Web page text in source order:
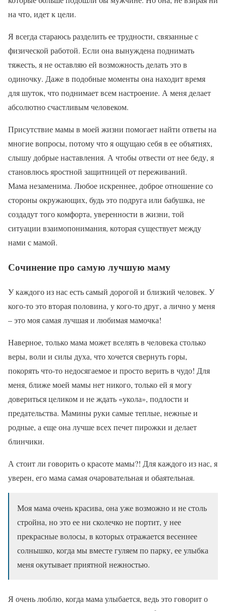
на что, идет к цели.
Я всегда стараюсь разделить ее трудности, связанные с
физической работой. Если она вынуждена поднимать
тяжесть, я не оставляю ей возможность делать это в
одиночку. Даже в подобные моменты она находит время
для шуток, что поднимает всем настроение. А меня делает
абсолютно счастливым человеком.
Присутствие мамы в моей жизни помогает найти ответы на
многие вопросы, потому что я ощущаю себя в ее объятиях,
слышу добрые наставления. А чтобы отвести от нее беду, я
становлюсь яростной защитницей от переживаний.
Мама незаменима. Любое искреннее, доброе отношение со
стороны окружающих, будь это подруга или бабушка, не
создадут того комфорта, уверенности в жизни, той
ситуации взаимопонимания, которая существует между
нами с мамой.
Сочинение про самую лучшую маму
У каждого из нас есть самый дорогой и близкий человек. У
кого-то это вторая половина, у кого-то друг, а лично у меня
– это моя самая лучшая и любимая мамочка!
Наверное, только мама может вселять в человека столько
веры, воли и силы духа, что хочется свернуть горы,
покорять что-то недосягаемое и просто верить в чудо! Для
меня, ближе моей мамы нет никого, только ей я могу
довериться целиком и не ждать «укола», подлости и
предательства. Мамины руки самые теплые, нежные и
родные, а еще она лучше всех печет пирожки и делает
блинчики.
А стоит ли говорить о красоте мамы?! Для каждого из нас, я
уверен, его мама самая очаровательная и обаятельная.
Моя мама очень красива, она уже возможно и не столь
стройна, но это ее ни сколечко не портит, у нее
прекрасные волосы, в которых отражается весеннее
солнышко, когда мы вместе гуляем по парку, ее улыбка
меня окутывает приятной нежностью.
Я очень люблю, когда мама улыбается, ведь это говорит о